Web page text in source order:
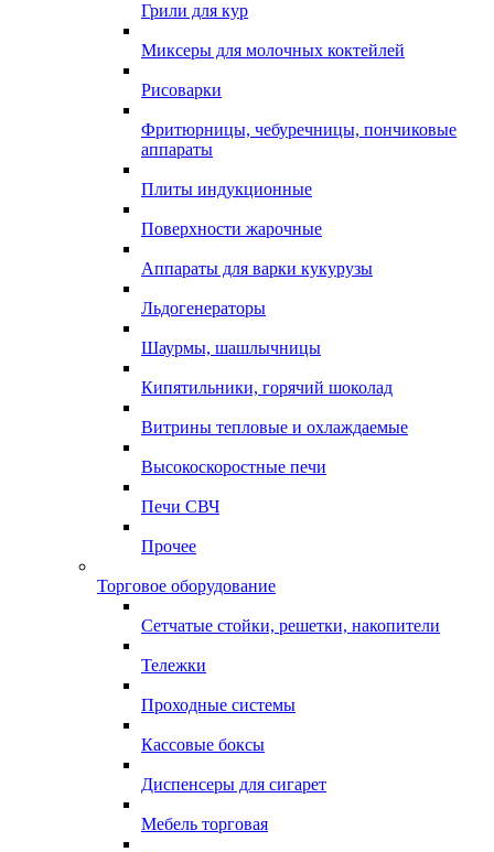
Грили для кур
Миксеры для молочных коктейлей
Рисоварки
Фритюрницы, чебуречницы, пончиковые
аппараты
Плиты индукционные
Поверхности жарочные
Аппараты для варки кукурузы
Льдогенераторы
Шаурмы, шашлычницы
Кипятильники, горячий шоколад
Витрины тепловые и охлаждаемые
Высокоскоростные печи
Печи СВЧ
Прочее
Торговое оборудование
Сетчатые стойки, решетки, накопители
Тележки
Проходные системы
Кассовые боксы
Диспенсеры для сигарет
Мебель торговая